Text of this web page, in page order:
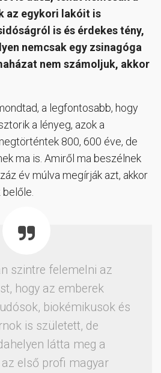
az egykori lakóit is
is és érdekes tény,
nemcsak egy zsinagóga
nem számoljuk, akkor
a legfontosabb, hogy
a lényeg, azok a
800, 600 éve, de
ma is. Amiről ma beszélnek
év múlva megírják azt, akkor
szintre felemelni az
hogy az emberek
biokémikusok és
is született, de
látta meg a
első profi magyar